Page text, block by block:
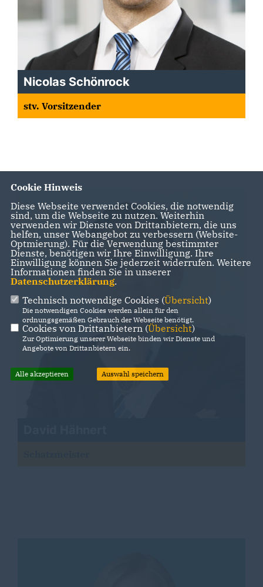
Nicolas Schönrock
stv. Vorsitzender
Cookie Hinweis
Diese Webseite verwendet Cookies, die notwendig
sind, um die Webseite zu nutzen. Weiterhin
verwenden wir Dienste von Drittanbietern, die uns
helfen, unser Webangebot zu verbessern (Website-
Optmierung). Für die Verwendung bestimmter
Dienste, benötigen wir Ihre Einwilligung. Ihre
Einwilligung können Sie jederzeit widerrufen. Weitere
Informationen finden Sie in unserer
Datenschutzerklärung.
Technisch notwendige Cookies (Übersicht)
Die notwendigen Cookies werden allein für den
ordnungsgemäßen Gebrauch der Webseite benötigt.
Cookies von Drittanbietern (Übersicht)
Zur Optimierung unserer Webseite binden wir Dienste und
Angebote von Drittanbietern ein.
Alle akzeptieren Auswahl speichern